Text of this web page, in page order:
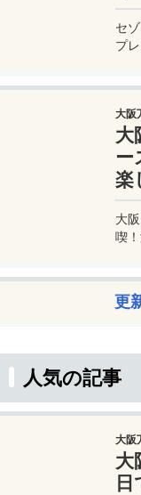
セ
プ
最
ス
た
大阪
大
ー
楽
大
喫
更
人気の記事
大阪
大